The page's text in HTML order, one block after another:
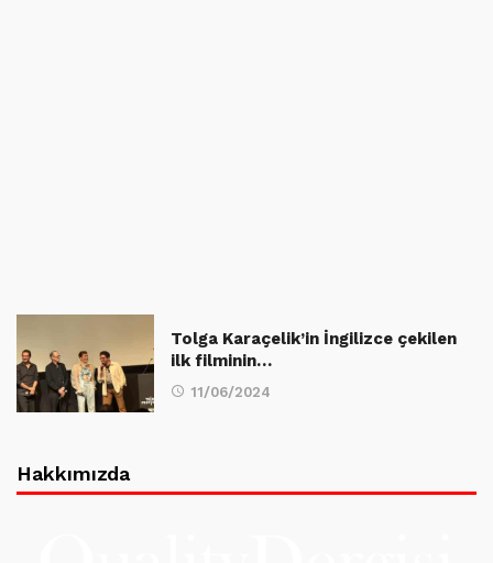
Tolga Karaçelik’in İngilizce çekilen
ilk filminin…
11/06/2024
Hakkımızda